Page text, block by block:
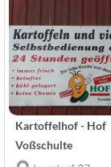
Kartoffelhof - Hof
Voßschulte